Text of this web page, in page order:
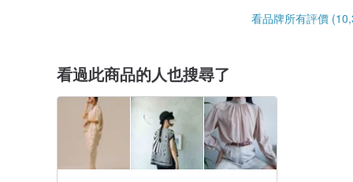
看品牌所有評價
看過此商品的人也搜尋了